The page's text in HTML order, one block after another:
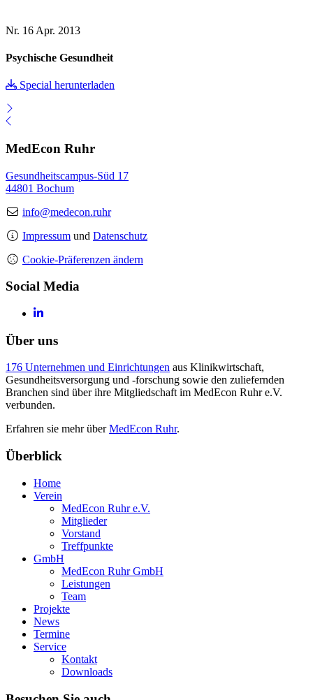
Nr. 16 Apr. 2013
Psychische Gesundheit
Special herunterladen
MedEcon Ruhr
Gesundheitscampus-Süd 17
44801 Bochum
info@medecon.ruhr
Impressum und Datenschutz
Cookie-Präferenzen ändern
Social Media
Über uns
176 Unternehmen und Einrichtungen aus Klinikwirtschaft,
Gesundheitsversorgung und -forschung sowie den zuliefernden
Branchen sind über ihre Mitgliedschaft im MedEcon Ruhr e.V.
verbunden.
Erfahren sie mehr überMedEcon Ruhr.
Überblick
Home
Verein
MedEcon Ruhr e.V.
Mitglieder
Vorstand
Treffpunkte
GmbH
MedEcon Ruhr GmbH
Leistungen
Team
Projekte
News
Termine
Service
Kontakt
Downloads